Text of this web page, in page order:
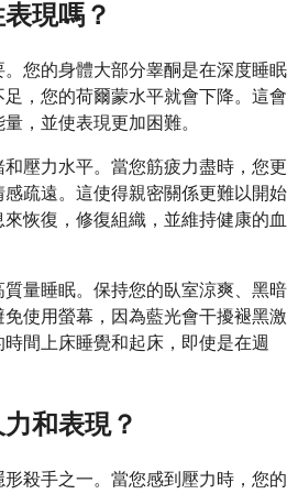
現嗎？
您的身體大部分睾酮是在深度睡眠
，您的荷爾蒙水平就會下降。這會
，並使表現更加困難。
壓力水平。當您筋疲力盡時，您更
疏遠。這使得親密關係更難以開始
恢復，修復組織，並維持健康的血
量睡眠。保持您的臥室涼爽、黑暗
使用螢幕，因為藍光會干擾褪黑激
間上床睡覺和起床，即使是在週
和表現？
殺手之一。當您感到壓力時，您的